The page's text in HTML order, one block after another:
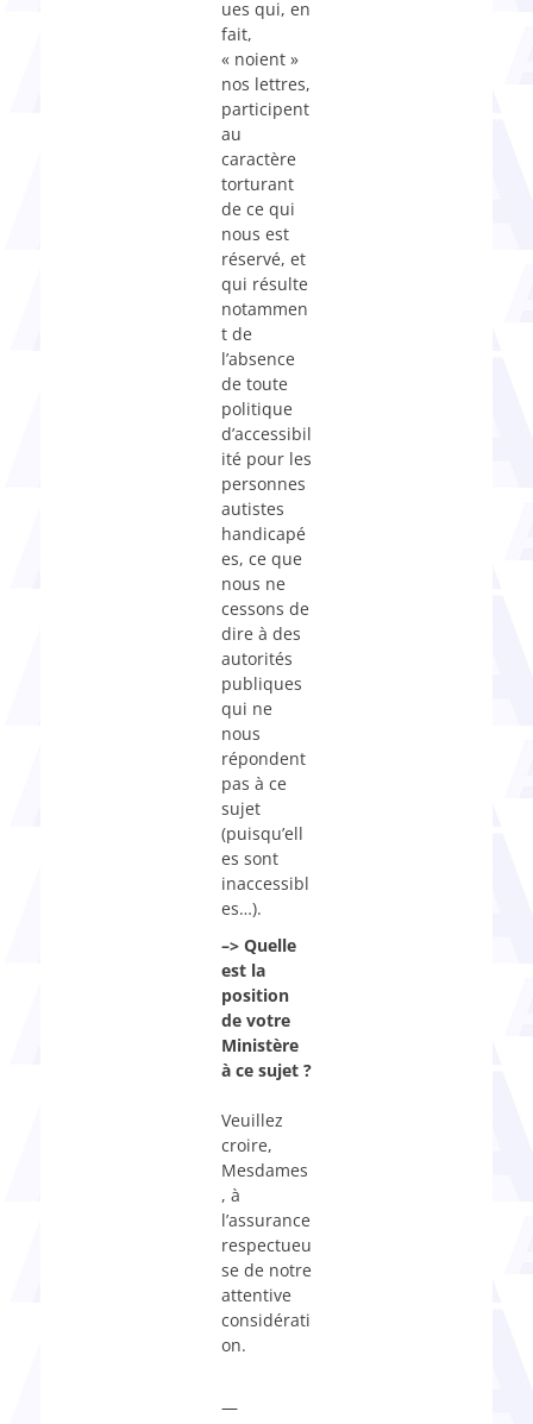
ues qui, en
fait,
« noient »
nos lettres,
participent
au
caractère
torturant
de ce qui
nous est
réservé, et
qui résulte
notammen
t de
l’absence
de toute
politique
d’accessibil
ité pour les
personnes
autistes
handicapé
es, ce que
nous ne
cessons de
dire à des
autorités
publiques
qui ne
nous
répondent
pas à ce
sujet
(puisqu’ell
es sont
inaccessibl
es…).
–> Quelle
est la
position
de votre
Ministère
à ce sujet ?
Veuillez
croire,
Mesdames
, à
l’assurance
respectueu
se de notre
attentive
considérati
on.
—